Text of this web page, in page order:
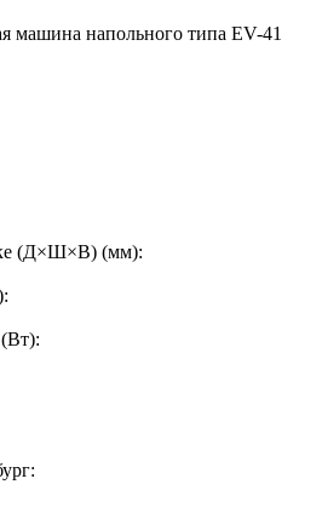
машина напольного типа EV-41
(Д×Ш×В) (мм):